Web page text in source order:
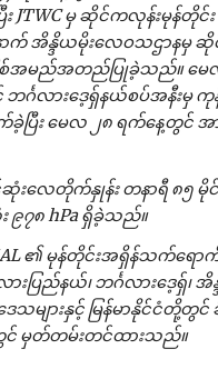
JTWC မှ ဆိုင်ကလုန်းမုန်တိုင်း
ာက် အိန္ဒိယမိုးလေဝသဌာနမှ
ြစ်အမည်အတည်ပြုခဲ့သည်။ မ
ဘင်္ဂလားဒေ့ရှ်နယ်စပ်အနီးမှ ကု
ခဲ့ပြီး မေလ ၂၈ ရက်နေ့တွင် အာ
ဆုံးလေတိုက်နှုန်း တနာရီ ၈၅ မို
၉၇၈ hPa ရှိခဲ့သည်။
၏ မုန်တိုင်းအရှိန်သက်ရော
းပြည်နယ်၊ ဘင်္ဂလားဒေ့ရှ်၊ အိ
သများနှင့် မြန်မာနိုင်ငံတို့တွင်
င် မှတ်တမ်းတင်ထားသည်။